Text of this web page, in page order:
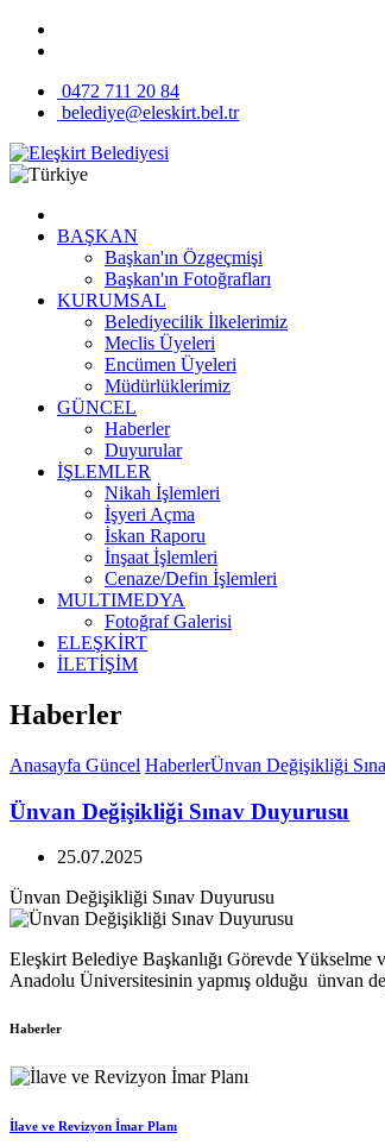
0472 711 20 84
belediye@eleskirt.bel.tr
BAŞKAN
Başkan'ın Özgeçmişi
Başkan'ın Fotoğrafları
KURUMSAL
Belediyecilik İlkelerimiz
Meclis Üyeleri
Encümen Üyeleri
Müdürlüklerimiz
GÜNCEL
Haberler
Duyurular
İŞLEMLER
Nikah İşlemleri
İşyeri Açma
İskan Raporu
İnşaat İşlemleri
Cenaze/Defin İşlemleri
MULTIMEDYA
Fotoğraf Galerisi
ELEŞKİRT
İLETİŞİM
Haberler
Anasayfa Güncel HaberlerÜnvan Değişikliği
Ünvan Değişikliği Sınav Duyurusu
25.07.2025
Ünvan Değişikliği Sınav Duyurusu
Eleşkirt Belediye Başkanlığı Görevde
Anadolu Üniversitesinin yapmış olduğu ünvan
Haberler
İlave ve Revizyon İmar Planı